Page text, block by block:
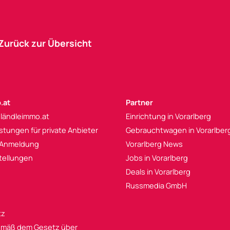
zur Übersicht
für private Anbieter
dem Gesetz über
Partner
Einrichtung in Vorarlberg
Gebrauchtwagen in
Vorarlberg News
Jobs in Vorarlberg
Deals in Vorarlberg
Russmedia GmbH